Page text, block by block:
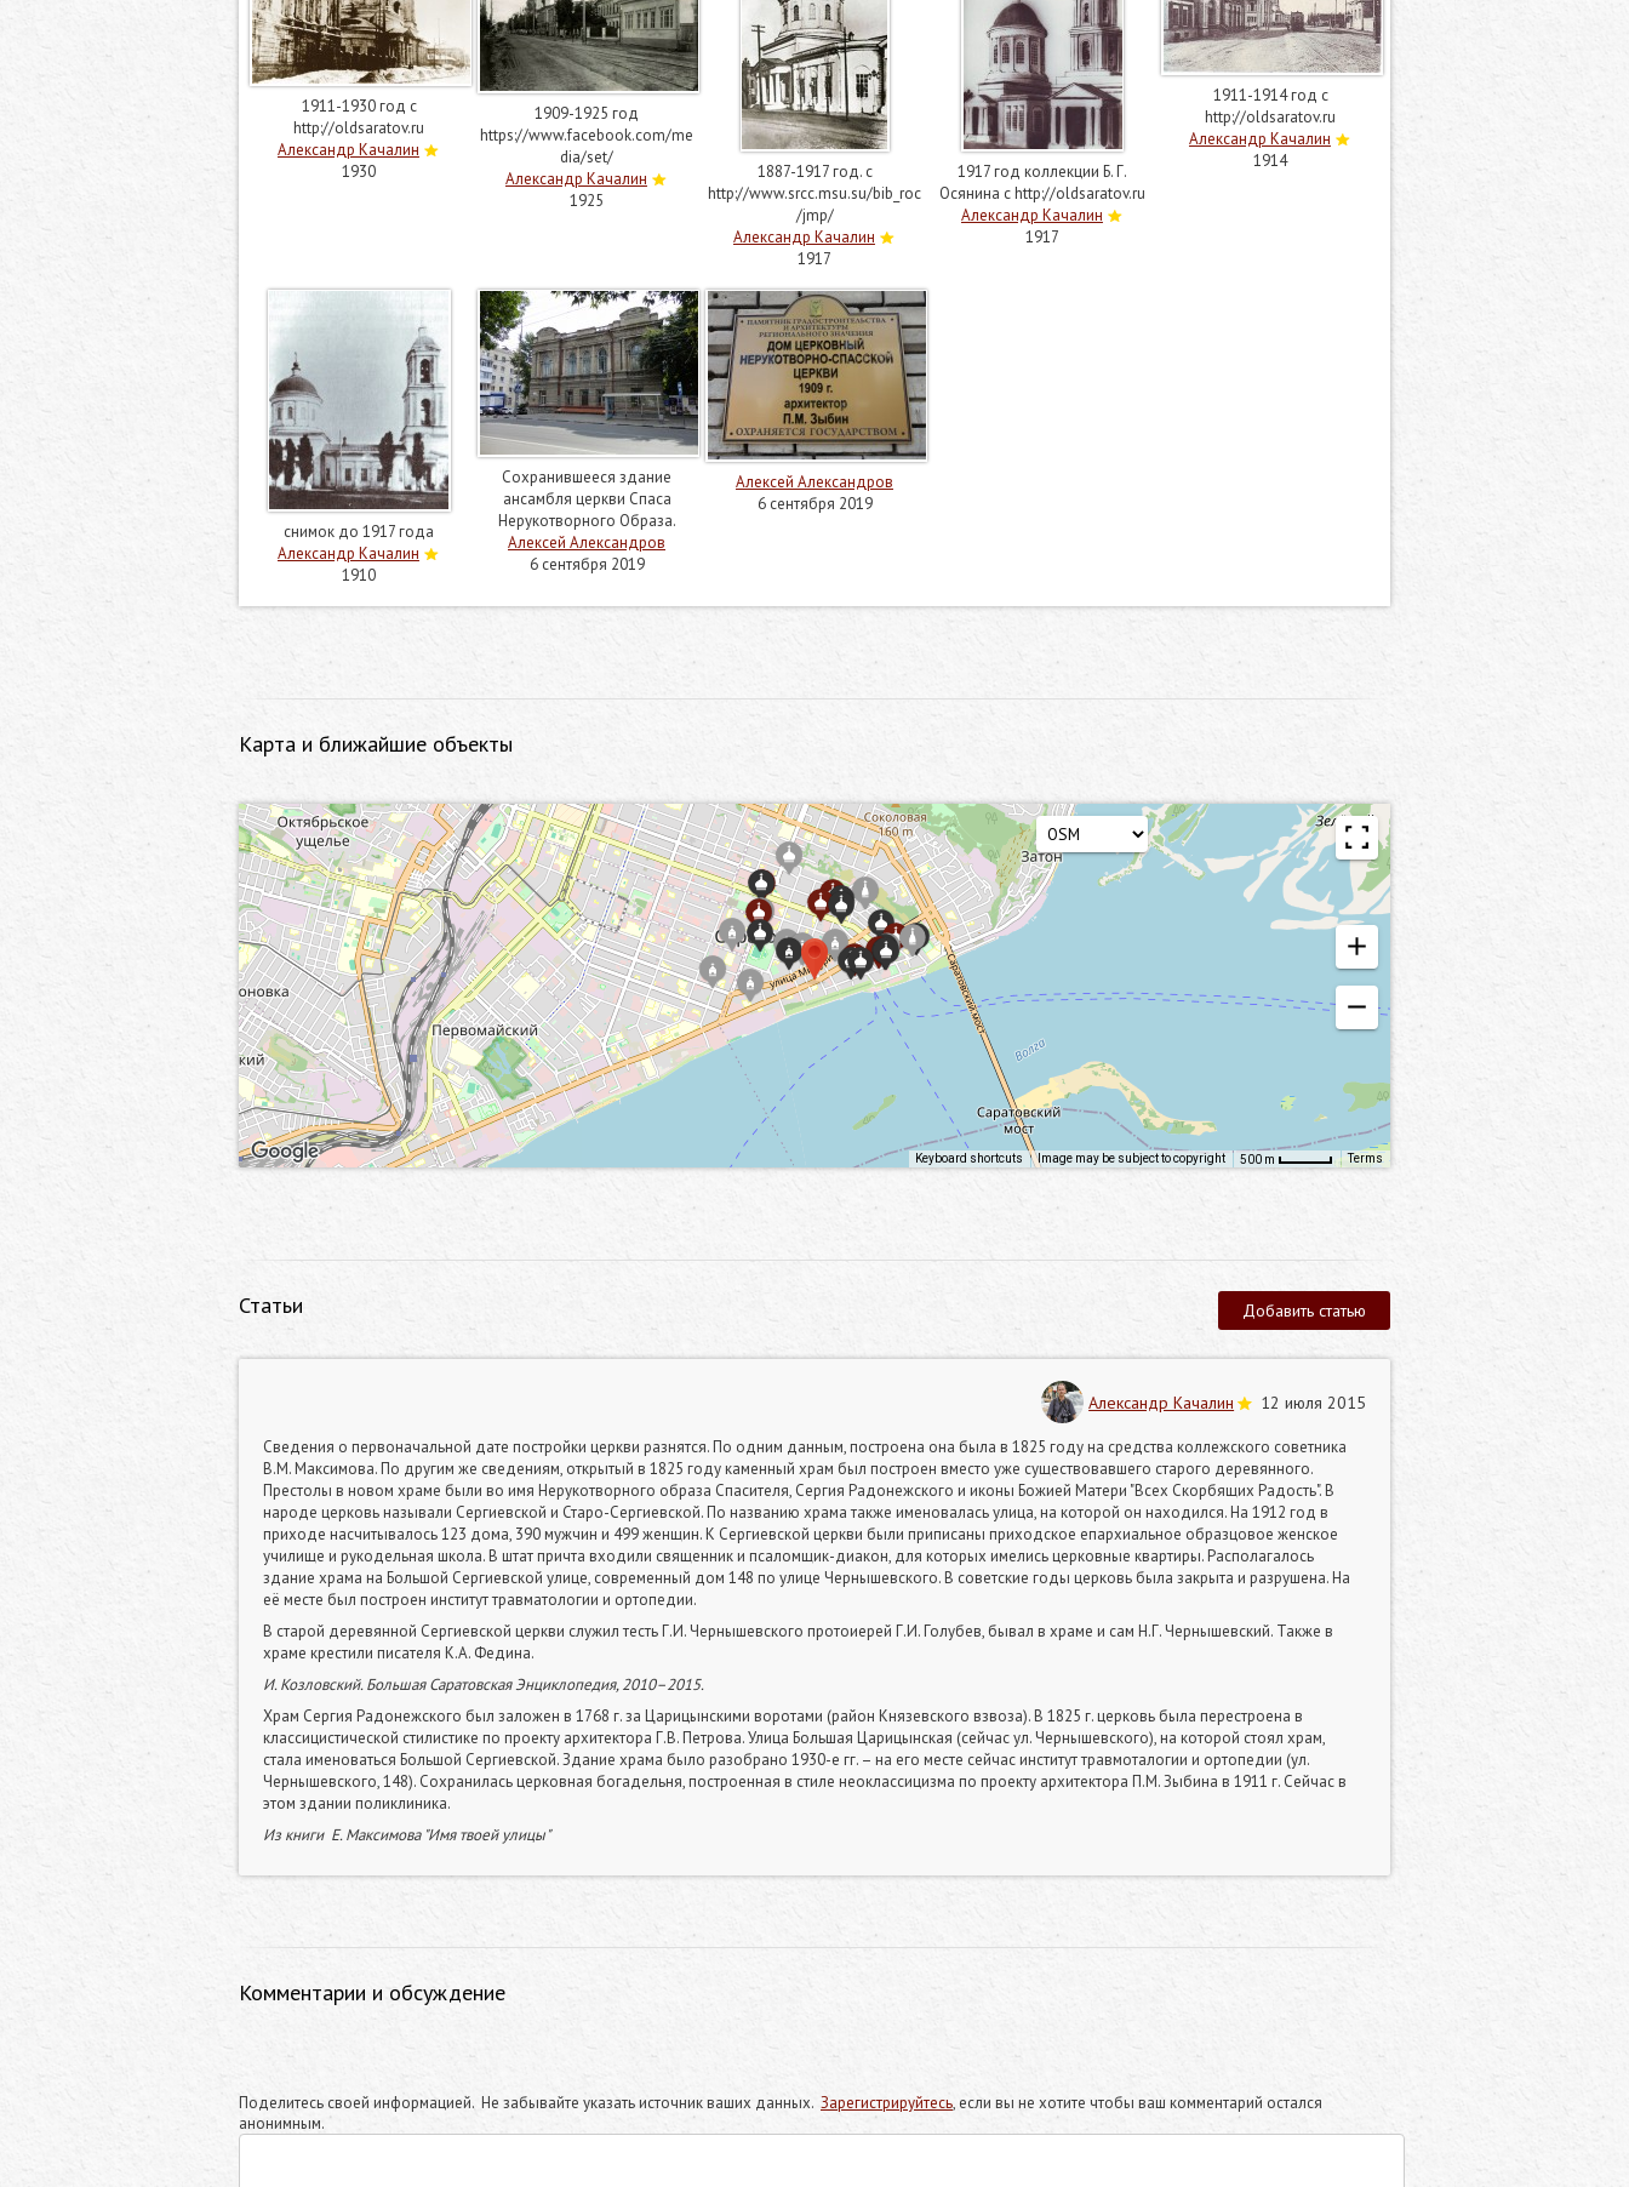
1911-1930 год с
http://oldsaratov.ru
Александр Качалин
1930
1909-1925 год
https://www.facebook.com/me
dia/set/
Александр Качалин
1925
1887-1917 год. с
http://www.srcc.msu.su/bib_roc
/jmp/
Александр Качалин
1917
1917 год коллекции Б. Г.
Осянина с http://oldsaratov.ru
Александр Качалин
1917
1911-1914 год с
http://oldsaratov.ru
Александр Качалин
1914
снимок до 1917 года
Александр Качалин
1910
Сохранившееся здание
ансамбля церкви Спаса
Нерукотворного Образа.
Алексей Александров
6 сентября 2019
Алексей Александров
6 сентября 2019
Карта и ближайшие объекты
Keyboard shortcuts Image may be subject to copyright 500 m Terms
Добавить статью
Статьи
Александр Качалин 12 июля 2015
Сведения о первоначальной дате постройки церкви разнятся. По одним данным, построена она была в 1825 году на средства коллежского советника
В.М. Максимова. По другим же сведениям, открытый в 1825 году каменный храм был построен вместо уже существовавшего старого деревянного.
Престолы в новом храме были во имя Нерукотворного образа Спасителя, Сергия Радонежского и иконы Божией Матери "Всех Скорбящих Радость". В
народе церковь называли Сергиевской и Старо-Сергиевской. По названию храма также именовалась улица, на которой он находился. На 1912 год в
приходе насчитывалось 123 дома, 390 мужчин и 499 женщин. К Сергиевской церкви были приписаны приходское епархиальное образцовое женское
училище и рукодельная школа. В штат причта входили священник и псаломщик-диакон, для которых имелись церковные квартиры. Располагалось
здание храма на Большой Сергиевской улице, современный дом 148 по улице Чернышевского. В советские годы церковь была закрыта и разрушена. На
её месте был построен институт травматологии и ортопедии.
В старой деревянной Сергиевской церкви служил тесть Г.И. Чернышевского протоиерей Г.И. Голубев, бывал в храме и сам Н.Г. Чернышевский. Также в
храме крестили писателя К.А. Федина.
И. Козловский. Большая Саратовская Энциклопедия, 2010–2015.
Храм Сергия Радонежского был заложен в 1768 г. за Царицынскими воротами (район Князевского взвоза). В 1825 г. церковь была перестроена в
классицистической стилистике по проекту архитектора Г.В. Петрова. Улица Большая Царицынская (сейчас ул. Чернышевского), на которой стоял храм,
стала именоваться Большой Сергиевской. Здание храма было разобрано 1930-е гг. – на его месте сейчас институт травмоталогии и ортопедии (ул.
Чернышевского, 148). Сохранилась церковная богадельня, построенная в стиле неоклассицизма по проекту архитектора П.М. Зыбина в 1911 г. Сейчас в
этом здании поликлиника.
Из книги Е. Максимова "Имя твоей улицы"
Комментарии и обсуждение
Поделитесь своей информацией. Не забывайте указать источник ваших данных. Зарегистрируйтесь, если вы не хотите чтобы ваш комментарий остался
анонимным.